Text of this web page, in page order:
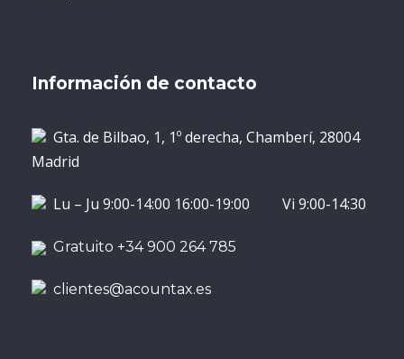
Información de contacto
Gta. de Bilbao, 1, 1º derecha, Chamberí, 28004
Madrid
Lu – Ju 9:00-14:00 16:00-19:00 Vi 9:00-14:30
Gratuito +34 900 264 785
clientes@acountax.es